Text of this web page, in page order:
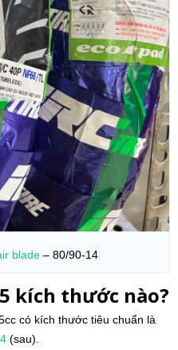
blade – 80/90-14
kích thước nào?
có kích thước tiêu chuẩn là
(sau).